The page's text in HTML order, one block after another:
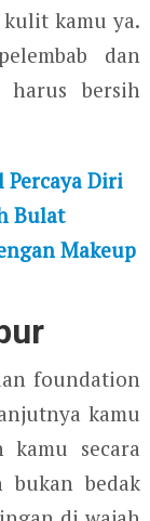
kamu ya.
dan
harus bersih
Percaya Diri
Bulat
Makeup
foundation
kamu
secara
bukan bedak